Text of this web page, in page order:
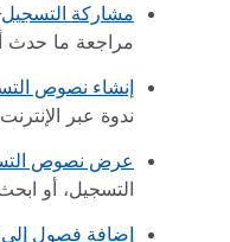
مشاركة التسجيل
مراجعة ما حدث
إنشاء نصوص
ندوة عبر
عرض نصوص
التسجيل، أو
إضافة فصول إلى